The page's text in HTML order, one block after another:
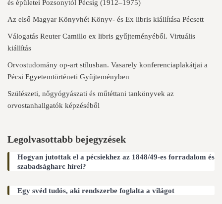
és épületei Pozsonytól Pécsig (1912–1975)
Az első Magyar Könyvhét Könyv- és Ex libris kiállítása Pécsett
Válogatás Reuter Camillo ex libris gyűjteményéből. Virtuális
kiállítás
Orvostudomány op-art stílusban. Vasarely konferenciaplakátjai a
Pécsi Egyetemtörténeti Gyűjteményben
Szülészeti, nőgyógyászati és műtéttani tankönyvek az
orvostanhallgatók képzéséből
Legolvasottabb bejegyzések
Hogyan jutottak el a pécsiekhez az 1848/49-es forradalom és
szabadságharc hírei?
Egy svéd tudós, aki rendszerbe foglalta a világot